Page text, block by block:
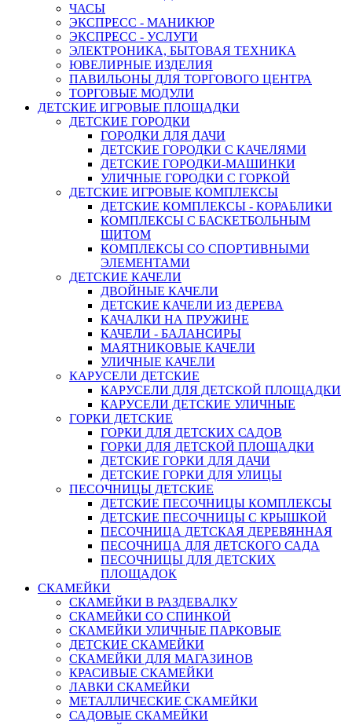
ЧАСЫ
ЭКСПРЕСС - МАНИКЮР
ЭКСПРЕСС - УСЛУГИ
ЭЛЕКТРОНИКА, БЫТОВАЯ ТЕХНИКА
ЮВЕЛИРНЫЕ ИЗДЕЛИЯ
ПАВИЛЬОНЫ ДЛЯ ТОРГОВОГО ЦЕНТРА
ТОРГОВЫЕ МОДУЛИ
ДЕТСКИЕ ИГРОВЫЕ ПЛОЩАДКИ
ДЕТСКИЕ ГОРОДКИ
ГОРОДКИ ДЛЯ ДАЧИ
ДЕТСКИЕ ГОРОДКИ С КАЧЕЛЯМИ
ДЕТСКИЕ ГОРОДКИ-МАШИНКИ
УЛИЧНЫЕ ГОРОДКИ С ГОРКОЙ
ДЕТСКИЕ ИГРОВЫЕ КОМПЛЕКСЫ
ДЕТСКИЕ КОМПЛЕКСЫ - КОРАБЛИКИ
КОМПЛЕКСЫ С БАСКЕТБОЛЬНЫМ
ЩИТОМ
КОМПЛЕКСЫ СО СПОРТИВНЫМИ
ЭЛЕМЕНТАМИ
ДЕТСКИЕ КАЧЕЛИ
ДВОЙНЫЕ КАЧЕЛИ
ДЕТСКИЕ КАЧЕЛИ ИЗ ДЕРЕВА
КАЧАЛКИ НА ПРУЖИНЕ
КАЧЕЛИ - БАЛАНСИРЫ
МАЯТНИКОВЫЕ КАЧЕЛИ
УЛИЧНЫЕ КАЧЕЛИ
КАРУСЕЛИ ДЕТСКИЕ
КАРУСЕЛИ ДЛЯ ДЕТСКОЙ ПЛОЩАДКИ
КАРУСЕЛИ ДЕТСКИЕ УЛИЧНЫЕ
ГОРКИ ДЕТСКИЕ
ГОРКИ ДЛЯ ДЕТСКИХ САДОВ
ГОРКИ ДЛЯ ДЕТСКОЙ ПЛОЩАДКИ
ДЕТСКИЕ ГОРКИ ДЛЯ ДАЧИ
ДЕТСКИЕ ГОРКИ ДЛЯ УЛИЦЫ
ПЕСОЧНИЦЫ ДЕТСКИЕ
ДЕТСКИЕ ПЕСОЧНИЦЫ КОМПЛЕКСЫ
ДЕТСКИЕ ПЕСОЧНИЦЫ С КРЫШКОЙ
ПЕСОЧНИЦА ДЕТСКАЯ ДЕРЕВЯННАЯ
ПЕСОЧНИЦА ДЛЯ ДЕТСКОГО САДА
ПЕСОЧНИЦЫ ДЛЯ ДЕТСКИХ
ПЛОЩАДОК
СКАМЕЙКИ
СКАМЕЙКИ В РАЗДЕВАЛКУ
СКАМЕЙКИ СО СПИНКОЙ
СКАМЕЙКИ УЛИЧНЫЕ ПАРКОВЫЕ
ДЕТСКИЕ СКАМЕЙКИ
СКАМЕЙКИ ДЛЯ МАГАЗИНОВ
КРАСИВЫЕ СКАМЕЙКИ
ЛАВКИ СКАМЕЙКИ
МЕТАЛЛИЧЕСКИЕ СКАМЕЙКИ
САДОВЫЕ СКАМЕЙКИ